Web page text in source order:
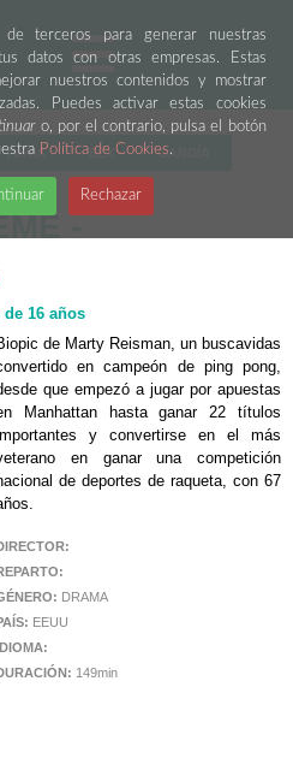
terceros para generar nuestras
datos con otras empresas. Estas
nuestros contenidos y mostrar
Puedes activar estas cookies
o, por el contrario, pulsa el botón
Política de Cookies.
Rechazar
TURIA ELX GANDÍA
-
de 16 años
de Marty Reisman, un buscavidas
en campeón de ping pong,
que empezó a jugar por apuestas
Manhattan hasta ganar 22 títulos
y convertirse en el más
en ganar una competición
de deportes de raqueta, con 67
DRAMA
EEUU
149min